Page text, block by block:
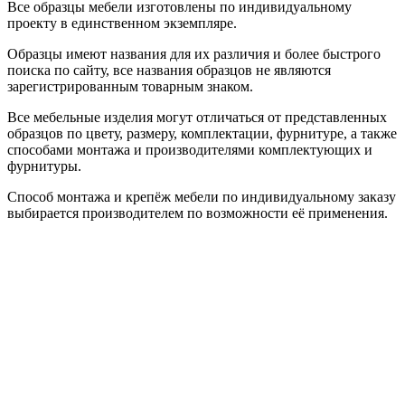
Все образцы мебели изготовлены по индивидуальному
проекту в единственном экземпляре.
Образцы имеют названия для их различия и более быстрого
поиска по сайту, все названия образцов не являются
зарегистрированным товарным знаком.
Все мебельные изделия могут отличаться от представленных
образцов по цвету, размеру, комплектации, фурнитуре, а также
способами монтажа и производителями комплектующих и
фурнитуры.
Способ монтажа и крепёж мебели по индивидуальному заказу
выбирается производителем по возможности её применения.